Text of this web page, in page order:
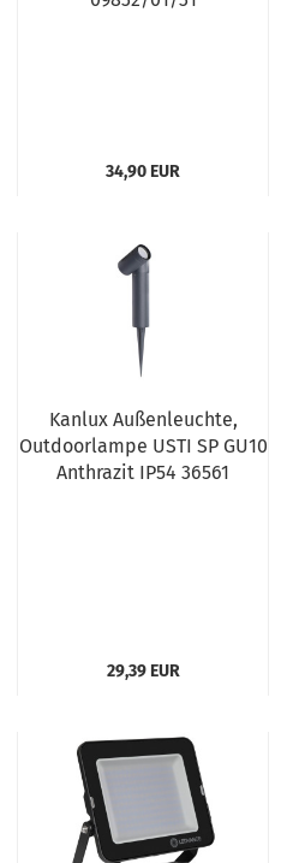
34,90 EUR
Kanlux Außenleuchte,
Outdoorlampe USTI SP GU10
Anthrazit IP54 36561
29,39 EUR